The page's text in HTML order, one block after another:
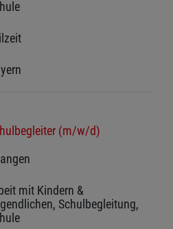
(m/w/d)
mit Kindern &
Schulbegleitung,